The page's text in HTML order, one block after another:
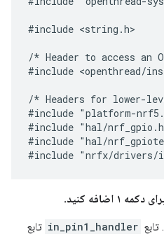
#include
/* Header to
#include
/* Headers for
#include
#include "hal/
#include "hal/
تابع